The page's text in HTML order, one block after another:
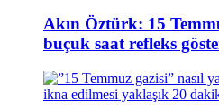
Akın Öztürk: 15
buçuk saat refleks